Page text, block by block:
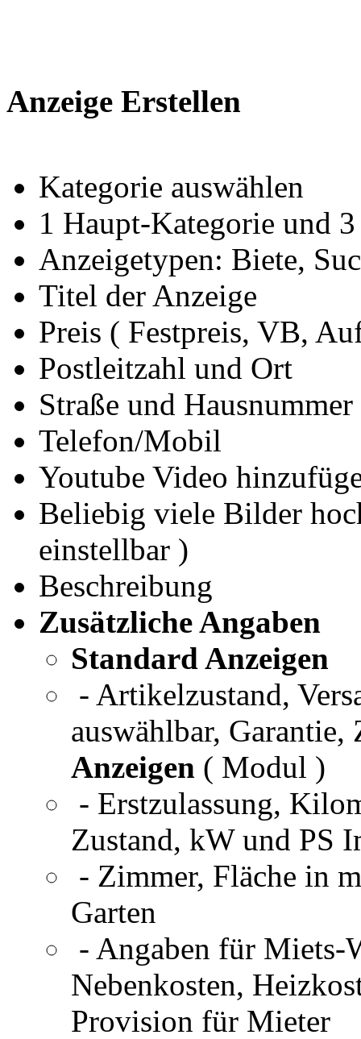
Anzeige Erstellen
Kategorie auswählen
1 Haupt-Kategorie und
Anzeigetypen: Biete,
Titel der Anzeige
Preis ( Festpreis, VB,
Postleitzahl und Ort
Straße und Hausnummer
Telefon/Mobil
Youtube Video
Beliebig viele Bilder
einstellbar )
Beschreibung
Zusätzliche Angaben
Standard Anzeigen
- Artikelzustand,
auswählbar,
Anzeigen ( Modul )
- Erstzulassung,
Zustand, kW und PS
- Zimmer, Fläche in
Garten
- Angaben für Miets-
Nebenkosten,
Provision für Mieter